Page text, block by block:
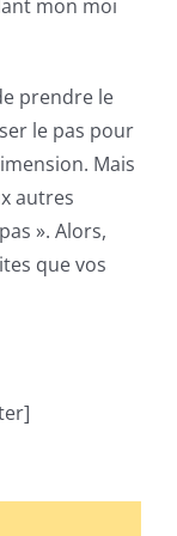
mon moi
prendre le
le pas pour
Mais
autres
». Alors,
que vos